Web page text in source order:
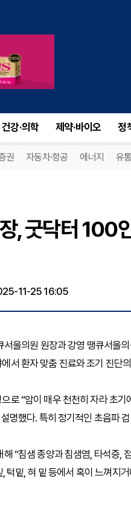
건강·의학 제약·바이오 정
권 자동차·항공 에너지 유통
, 굿닥터 100
11-25 16:05
울의원 원장과 강영 땡큐서울
서 환자 맞춤 진료와 조기 진단
로 “암이 매우 천천히 자라 초
명했다. 특히 정기적인 초음파
“침샘 종양과 침샘염, 타석증,
턱밑, 혀 밑 등에서 혹이 느껴지